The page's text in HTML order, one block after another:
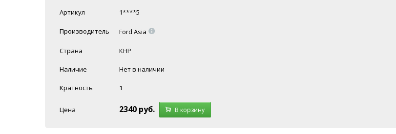
Артикул 1****5
Производитель Ford Asia =
Страна КНР
Наличие Нет в наличии
Кратность 1
Цена 2340 руб. В корзину